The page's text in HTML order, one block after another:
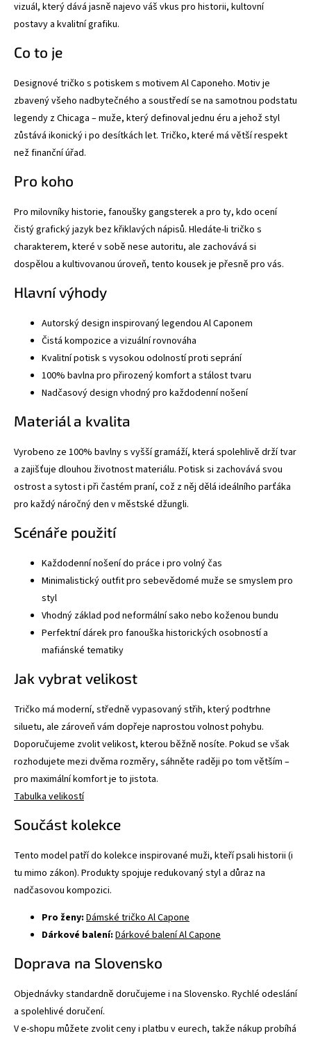
vizuál, který dává jasně najevo váš vkus pro historii, kultovní
postavy a kvalitní grafiku.
Co to je
Designové tričko s potiskem s motivem Al Caponeho. Motiv je
zbavený všeho nadbytečného a soustředí se na samotnou podstatu
legendy z Chicaga – muže, který definoval jednu éru a jehož styl
zůstává ikonický i po desítkách let. Tričko, které má větší respekt
než finanční úřad.
Pro koho
Pro milovníky historie, fanoušky gangsterek a pro ty, kdo ocení
čistý grafický jazyk bez křiklavých nápisů. Hledáte-li tričko s
charakterem, které v sobě nese autoritu, ale zachovává si
dospělou a kultivovanou úroveň, tento kousek je přesně pro vás.
Hlavní výhody
Autorský design inspirovaný legendou Al Caponem
Čistá kompozice a vizuální rovnováha
Kvalitní potisk s vysokou odolností proti seprání
100% bavlna pro přirozený komfort a stálost tvaru
Nadčasový design vhodný pro každodenní nošení
Materiál a kvalita
Vyrobeno ze 100% bavlny s vyšší gramáží, která spolehlivě drží tvar
a zajišťuje dlouhou životnost materiálu. Potisk si zachovává svou
ostrost a sytost i při častém praní, což z něj dělá ideálního parťáka
pro každý náročný den v městské džungli.
Scénáře použití
Každodenní nošení do práce i pro volný čas
Minimalistický outfit pro sebevědomé muže se smyslem pro
styl
Vhodný základ pod neformální sako nebo koženou bundu
Perfektní dárek pro fanouška historických osobností a
mafiánské tematiky
Jak vybrat velikost
Tričko má moderní, středně vypasovaný střih, který podtrhne
siluetu, ale zároveň vám dopřeje naprostou volnost pohybu.
Doporučujeme zvolit velikost, kterou běžně nosíte. Pokud se však
rozhodujete mezi dvěma rozměry, sáhněte raději po tom větším –
pro maximální komfort je to jistota.
Tabulka velikostí
Součást kolekce
Tento model patří do kolekce inspirované muži, kteří psali historii (i
tu mimo zákon). Produkty spojuje redukovaný styl a důraz na
nadčasovou kompozici.
Pro ženy: Dámské tričko Al Capone
Dárkové balení: Dárkové balení Al Capone
Doprava na Slovensko
Objednávky standardně doručujeme i na Slovensko. Rychlé odeslání
a spolehlivé doručení.
V e-shopu můžete zvolit ceny i platbu v eurech, takže nákup probíhá